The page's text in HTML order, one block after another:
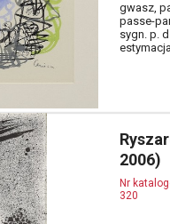
gwasz,
passe-
sygn. p.
2006)
Nr
320